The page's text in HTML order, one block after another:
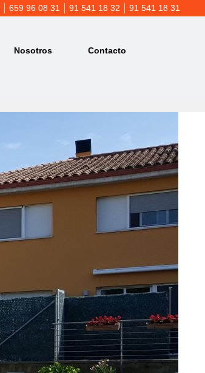
91 541 18 31
91 541 18 32
659 96 08 31
Nosotros Contacto